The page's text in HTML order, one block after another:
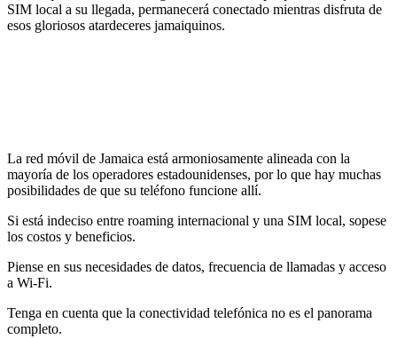
SIM local a su llegada, permanecerá conectado mientras disfruta de
esos gloriosos atardeceres jamaiquinos.
La red móvil de Jamaica está armoniosamente alineada con la
mayoría de los operadores estadounidenses, por lo que hay muchas
posibilidades de que su teléfono funcione allí.
Si está indeciso entre roaming internacional y una SIM local, sopese
los costos y beneficios.
Piense en sus necesidades de datos, frecuencia de llamadas y acceso
a Wi-Fi.
Tenga en cuenta que la conectividad telefónica no es el panorama
completo.